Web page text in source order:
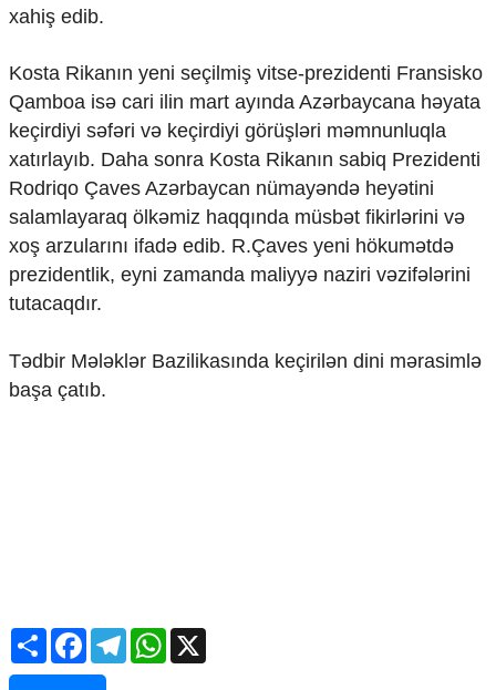
Missiyamız
xahiş edib.
Kosta Rikanın yeni seçilmiş vitse-prezidenti Fransisko
Qamboa isə cari ilin mart ayında Azərbaycana həyata
keçirdiyi səfəri və keçirdiyi görüşləri məmnunluqla
xatırlayıb. Daha sonra Kosta Rikanın sabiq Prezidenti
Rodriqo Çaves Azərbaycan nümayəndə heyətini
salamlayaraq ölkəmiz haqqında müsbət fikirlərini və
xoş arzularını ifadə edib. R.Çaves yeni hökumətdə
prezidentlik, eyni zamanda maliyyə naziri vəzifələrini
tutacaqdır.
Tədbir Mələklər Bazilikasında keçirilən dini mərasimlə
başa çatıb.
ShareFacebookTelegramWhatsApp